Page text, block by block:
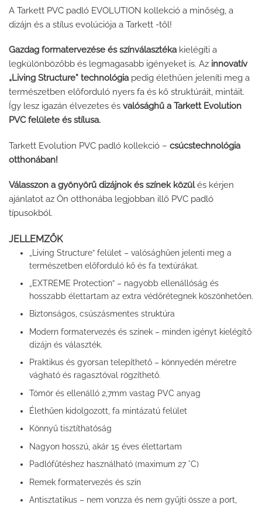
A Tarkett PVC padló EVOLUTION kollekció a minőség, a
dizájn és a stílus evolúciója a Tarkett -től!
Gazdag formatervezése és színválasztéka kielégíti a
legkülönbözőbb és legmagasabb igényeket is. Az innovatív
„Living Structure” technológia pedig élethűen jeleníti meg a
természetben előforduló nyers fa és kő struktúráit, mintáit.
Így lesz igazán élvezetes és valósághű a Tarkett Evolution
PVC felülete és stílusa.
Tarkett Evolution PVC padló kollekció – csúcstechnológia
otthonában!
Válasszon a gyönyörű dizájnok és színek közülés kérjen
ajánlatot az Ön otthonába legjobban illő PVC padló
típusokból.
JELLEMZŐK
„Living Structure” felület – valósághűen jelenti meg a
természetben előforduló kő és fa textúrákat.
„EXTREME Protection” – nagyobb ellenállóság és
hosszabb élettartam az extra védőrétegnek köszönhetően.
Biztonságos, csúszásmentes struktúra
Modern formatervezés és színek – minden igényt kielégítő
dizájn és választék.
Praktikus és gyorsan telepíthető – könnyedén méretre
vágható és ragasztóval rögzíthető.
Tömör és ellenálló 2,7mm vastag PVC anyag
Élethűen kidolgozott, fa mintázatú felület
Könnyű tisztíthatóság
Nagyon hosszú, akár 15 éves élettartam
Padlófűtéshez használható (maximum 27 °C)
Remek formatervezés és szín
Antisztatikus – nem vonzza és nem gyűjti össze a port,